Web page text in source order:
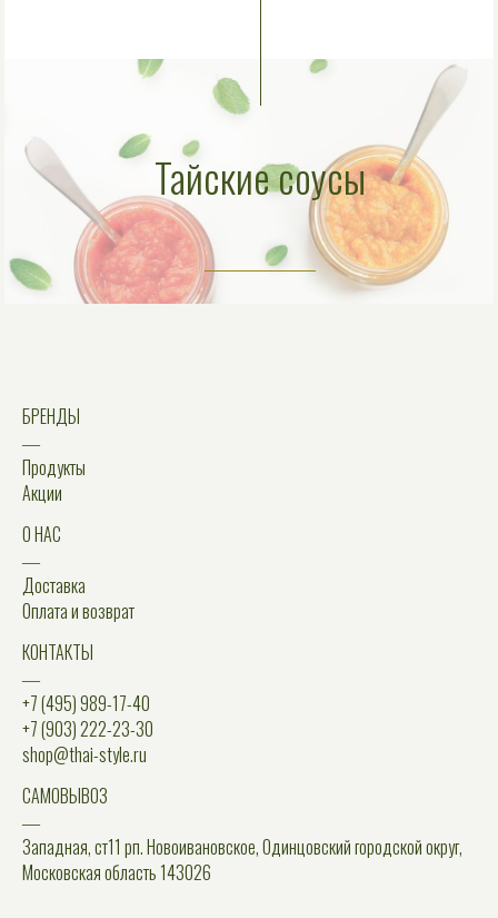
Тайские соусы
БРЕНДЫ
―
Продукты
Акции
О НАС
―
Доставка
Оплата и возврат
КОНТАКТЫ
―
+7 (495) 989-17-40
+7 (903) 222-23-30
shop@thai-style.ru
САМОВЫВОЗ
―
Западная, ст11 рп. Новоивановское, Одинцовский городской округ,
Московская область 143026